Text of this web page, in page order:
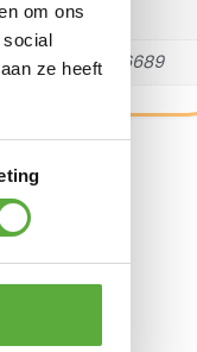
om ons
social
ze heeft
17000
8720087016689